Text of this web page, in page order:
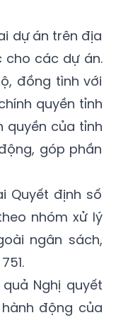
dự án trên địa
cho các dự án.
đồng tình với
quyền tỉnh
quyền của tỉnh
góp phần
Quyết định số
nhóm xử lý
ngân sách,
Nghị quyết
động của